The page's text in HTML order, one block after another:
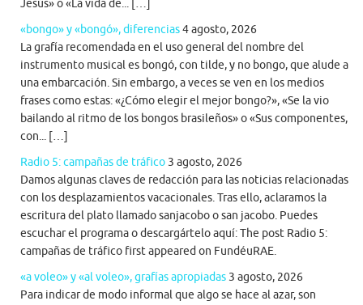
Jesús» o «La vida de... […]
«bongo» y «bongó», diferencias4 agosto, 2026
La grafía recomendada en el uso general del nombre del
instrumento musical es bongó, con tilde, y no bongo, que alude a
una embarcación. Sin embargo, a veces se ven en los medios
frases como estas: «¿Cómo elegir el mejor bongo?», «Se la vio
bailando al ritmo de los bongos brasileños» o «Sus componentes,
con... […]
Radio 5: campañas de tráfico 3 agosto, 2026
Damos algunas claves de redacción para las noticias relacionadas
con los desplazamientos vacacionales. Tras ello, aclaramos la
escritura del plato llamado sanjacobo o san jacobo. Puedes
escuchar el programa o descargártelo aquí: The post Radio 5:
campañas de tráfico first appeared on FundéuRAE.
«a voleo» y «al voleo», grafías apropiadas 3 agosto, 2026
Para indicar de modo informal que algo se hace al azar, son